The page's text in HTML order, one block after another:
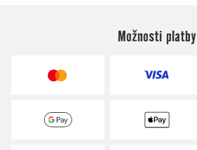
Možnosti platby